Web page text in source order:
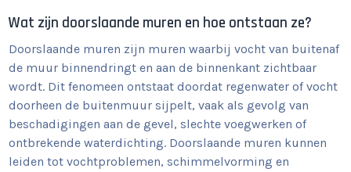
Wat zijn doorslaande muren en hoe ontstaan ze?
Doorslaande muren zijn muren waarbij vocht van buitenaf
de muur binnendringt en aan de binnenkant zichtbaar
wordt. Dit fenomeen ontstaat doordat regenwater of vocht
doorheen de buitenmuur sijpelt, vaak als gevolg van
beschadigingen aan de gevel, slechte voegwerken of
ontbrekende waterdichting. Doorslaande muren kunnen
leiden tot vochtproblemen, schimmelvorming en